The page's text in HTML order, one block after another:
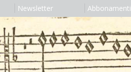
Newsletter Abbonamenti